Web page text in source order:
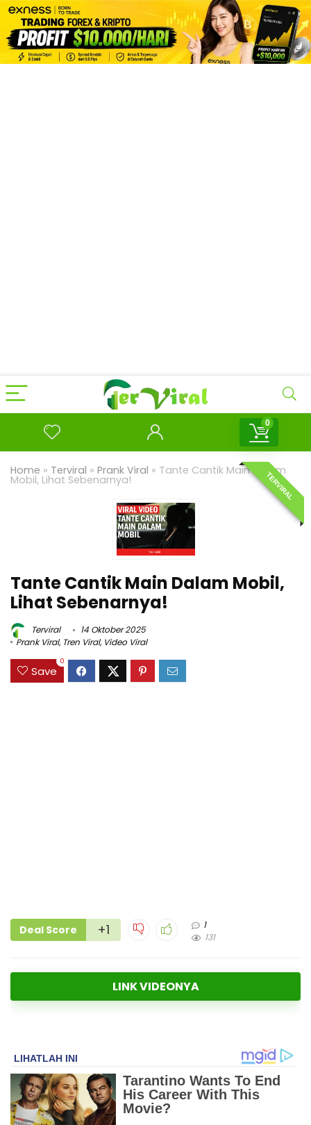
0
Home » Terviral » Prank Viral » Tante Cantik Main Dalam
Mobil, Lihat Sebenarnya! TERVIRAL
Tante Cantik Main Dalam Mobil,
Lihat Sebenarnya!
Terviral
14 Oktober 2025
Prank Viral, Tren Viral, Video Viral
Save
0
Deal Score +1
1
131
LINK VIDEONYA